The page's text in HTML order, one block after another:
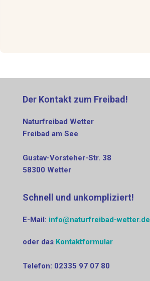
Der Kontakt zum Freibad!
Naturfreibad Wetter
Freibad am See
Gustav-Vorsteher-Str. 38
58300 Wetter
Schnell und unkompliziert!
E-Mail: info@naturfreibad-wetter.de
oder das Kontaktformular
Telefon: 0‭2335 97 07 80‬‬